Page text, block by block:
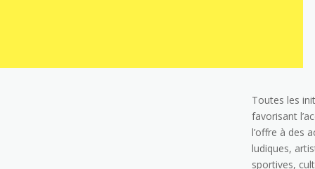
Toutes les
favorisant
l’offre à des
ludiques,
sportives,